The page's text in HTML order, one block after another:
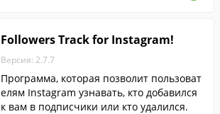
Followers Track for Instagram!
Версия: 2.7.7
Программа, которая позволит пользоват
елям Instagram узнавать, кто добавился
к вам в подписчики или кто удалился.